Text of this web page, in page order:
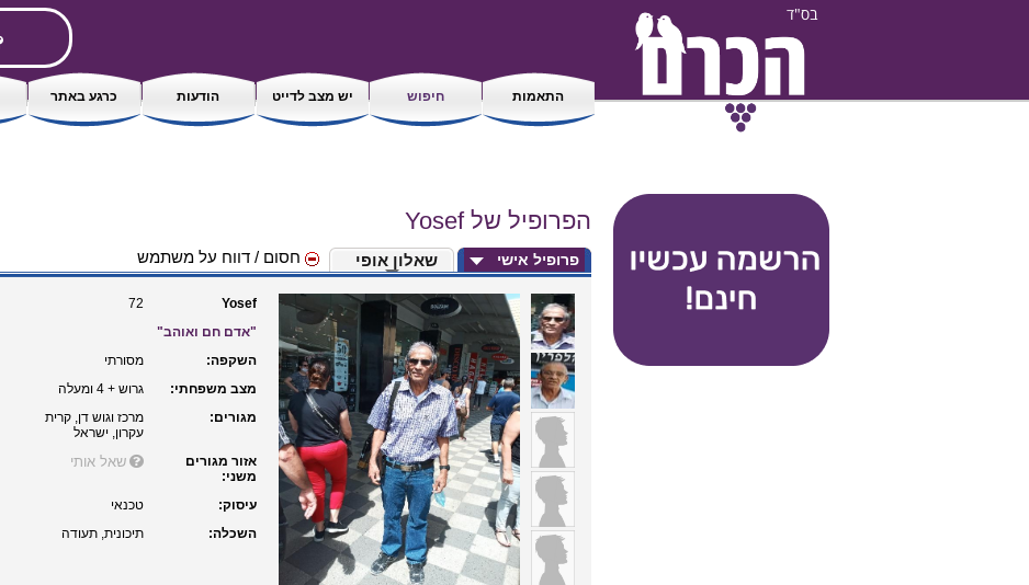
בס"ד
התאמות חיפוש יש מצב לדייט הודעות כרגע באתר
הפרופיל של Yosef
פרופיל אישי שאלון אופי חסום / דווח על משתמש
Yosef
72
"אדם חם ואוהב"
השקפה:
מסורתי
מצב משפחתי:
גרוש + 4 ומעלה
מגורים:
מרכז וגוש דן, קרית
עקרון, ישראל
אזור מגורים
משני:
שאל אותי
עיסוק:
טכנאי
השכלה:
תיכונית, תעודה